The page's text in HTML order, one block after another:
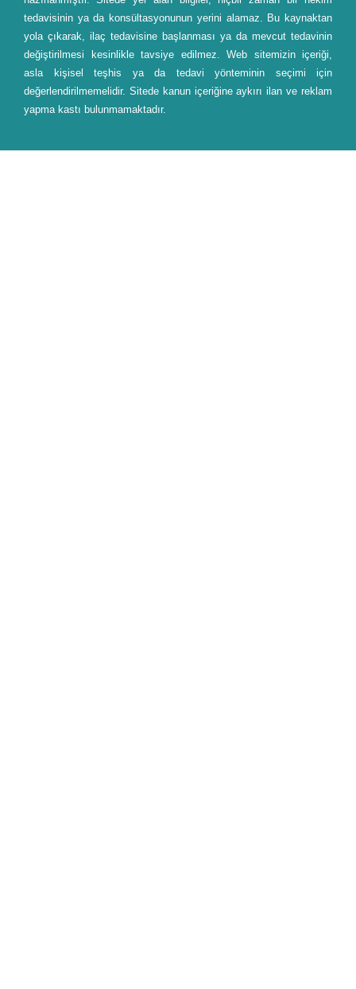
tedavisinin ya da konsültasyonunun yerini alamaz. Bu kaynaktan
yola çıkarak, ilaç tedavisine başlanması ya da mevcut tedavinin
değiştirilmesi kesinlikle tavsiye edilmez. Web sitemizin içeriği,
asla kişisel teşhis ya da tedavi yönteminin seçimi için
değerlendirilmemelidir. Sitede kanun içeriğine aykırı ilan ve reklam
yapma kastı bulunmamaktadır.